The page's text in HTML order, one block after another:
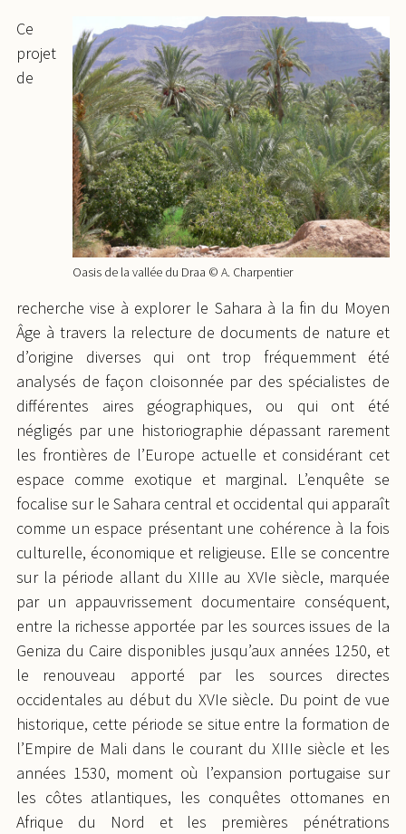
Oasis de la vallée du Draa © A. Charpentier
Ce
projet
de
recherche vise à explorer le Sahara à la fin du Moyen
Âge à travers la relecture de documents de nature et
d’origine diverses qui ont trop fréquemment été
analysés de façon cloisonnée par des spécialistes de
différentes aires géographiques, ou qui ont été
négligés par une historiographie dépassant rarement
les frontières de l’Europe actuelle et considérant cet
espace comme exotique et marginal. L’enquête se
focalise sur le Sahara central et occidental qui apparaît
comme un espace présentant une cohérence à la fois
culturelle, économique et religieuse. Elle se concentre
sur la période allant du XIIIe au XVIe siècle, marquée
par un appauvrissement documentaire conséquent,
entre la richesse apportée par les sources issues de la
Geniza du Caire disponibles jusqu’aux années 1250, et
le renouveau apporté par les sources directes
occidentales au début du XVIe siècle. Du point de vue
historique, cette période se situe entre la formation de
l’Empire de Mali dans le courant du XIIIe siècle et les
années 1530, moment où l’expansion portugaise sur
les côtes atlantiques, les conquêtes ottomanes en
Afrique du Nord et les premières pénétrations